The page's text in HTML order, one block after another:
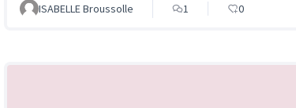
ISABELLE Broussolle 1 0